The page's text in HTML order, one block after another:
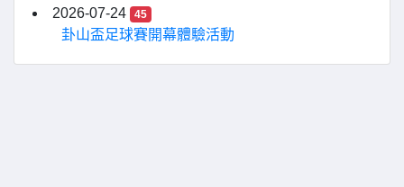
2026-07-24
45
卦山盃足球賽開幕體驗活動